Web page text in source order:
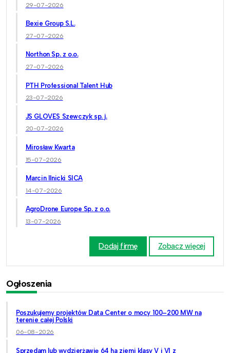
29-07-2026
Bexie Group S.L.
27-07-2026
Northon Sp. z o.o.
27-07-2026
PTH Professional Talent Hub
23-07-2026
JS GLOVES Szewczyk sp. j.
20-07-2026
Mirosław Kwarta
15-07-2026
Marcin Ilnicki SICA
14-07-2026
AgroDrone Europe Sp. z o.o.
13-07-2026
Dodaj firmę Zobacz więcej
Ogłoszenia
Poszukujemy projektów Data Center o mocy 100–200 MW na
terenie całej Polski
06-08-2026
Sprzedam lub wydzierżawię 64 ha ziemi klasy V i VI z